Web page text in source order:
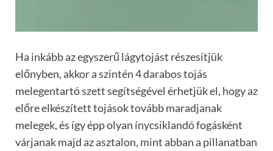
Ha inkább az egyszerű lágytojást részesítjük
előnyben, akkor a szintén 4 darabos tojás
melegentartó szett segítségével érhetjük el, hogy az
előre elkészített tojások tovább maradjanak
melegek, és így épp olyan ínycsiklandó fogásként
várjanak majd az asztalon, mint abban a pillanatban